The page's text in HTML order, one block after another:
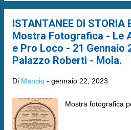
ISTANTANEE DI STORIA
Mostra Fotografica - Le
e Pro Loco - 21 Gennaio
Palazzo Roberti - Mola.
Di Mancio - gennaio 22, 2023
Mostra fotografica